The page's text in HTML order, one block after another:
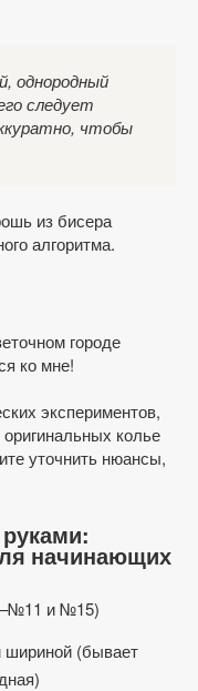
однородный
следует
чтобы
из бисера
алгоритма.
городе
ко мне!
экспериментов,
колье
уточнить нюансы,
начинающих
–№11 и №15)
шириной (бывает